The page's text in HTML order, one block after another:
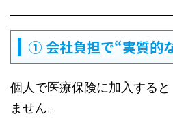
① 会社負担で“実質的
個人で医療保険に加入する
ません。